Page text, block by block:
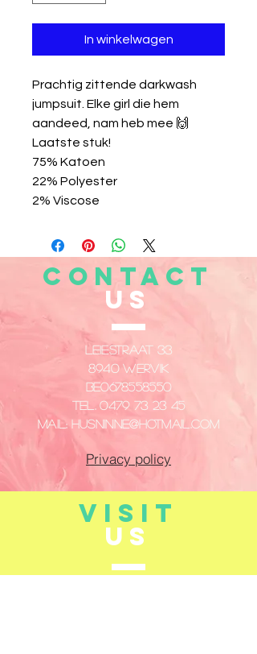
In winkelwagen
Prachtig zittende darkwash
jumpsuit. Elke girl die hem
aandeed, nam heb mee 🙌
Laatste stuk!
75% Katoen
22% Polyester
2% Viscose
CONTACT
US
Leiestraat 33
8940 Wervik
​BE0678558550
Tel.0479 73 23 45
Mail: husninne@hotmail.com
Privacy policy
VISIT
US